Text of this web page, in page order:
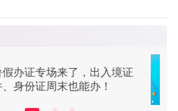
雨后24小时防蚊灭蚊清单，请
收藏→